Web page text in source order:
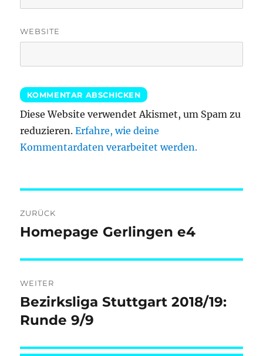
WEBSITE
Diese Website verwendet Akismet, um Spam zu
reduzieren.Erfahre, wie deine
Kommentardaten verarbeitet werden.
ZURÜCK
Vorheriger
Homepage Gerlingen e4
WEITER
Nächster
Beitrag:
Bezirksliga Stuttgart 2018/19:
Runde 9/9